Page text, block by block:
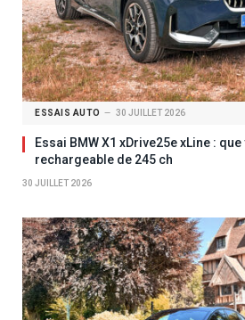
ESSAIS AUTO 30 JUILLET 2026
Essai BMW X1 xDrive25e xLine :
rechargeable de 245 ch
30 JUILLET 2026